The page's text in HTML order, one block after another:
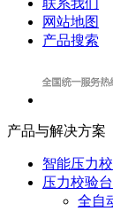
联系我们
网站地图
产品搜索
产品与解决方案
智能压力
压力校验
全自